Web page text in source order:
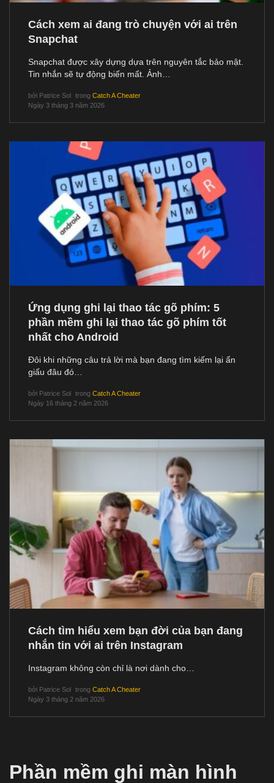
Cách xem ai đang trò chuyện với ai trên
Snapchat
Snapchat được xây dựng dựa trên nguyên tắc bảo mật.
Tin nhắn sẽ tự động biến mất. Ảnh…
bởi Patrice Sol trong Catch A Cheater
Ngày 3 tháng 3 năm 2026
Ứng dụng ghi lại thao tác gõ phím: 5
phần mềm ghi lại thao tác gõ phím tốt
nhất cho Android
Đôi khi những câu trả lời mà bạn đang tìm kiếm lại ẩn
giấu đâu đó…
bởi Patrice Sol trong Catch A Cheater
Ngày 16 tháng 2 năm 2026
Cách tìm hiểu xem bạn đời của bạn đang
nhắn tin với ai trên Instagram
Instagram không còn chỉ là nơi dành cho…
bởi Patrice Sol trong Catch A Cheater
Ngày 3 tháng 2 năm 2026
Phần mềm ghi màn hình